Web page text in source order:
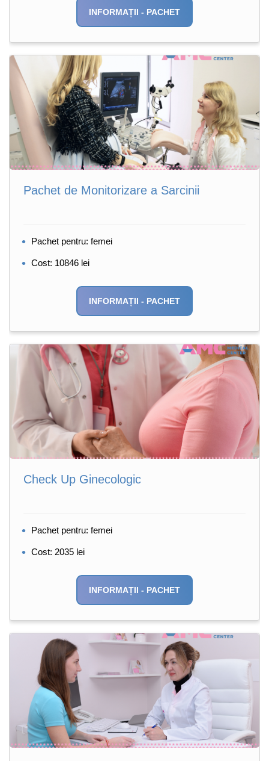
INFORMAȚII - PACHET
Pachet de Monitorizare a Sarcinii
Pachet pentru: femei
Cost: 10846 lei
INFORMAȚII - PACHET
Check Up Ginecologic
Pachet pentru: femei
Cost: 2035 lei
INFORMAȚII - PACHET